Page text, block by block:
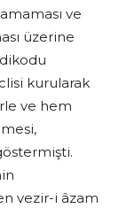
ve
üzerine
kurularak
ve hem
vezir-i âzam